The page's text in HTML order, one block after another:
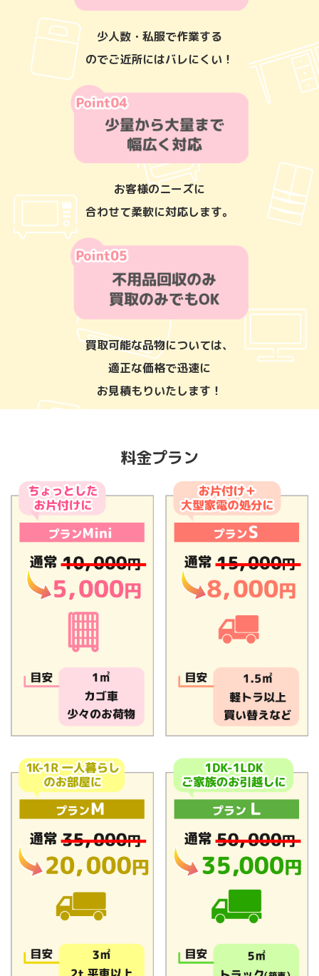
少人数・私服で作業する
のでご近所にはバレにくい！
お客様のニーズに
合わせて柔軟に対応します。
買取可能な品物については、
適正な価格で迅速に
お見積もりいたします！
料金プラン